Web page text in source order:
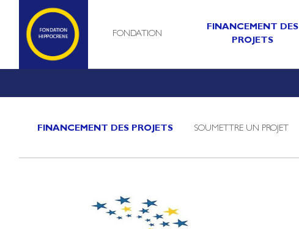
FONDATION
FINANCEMENT DES
PROJETS
FINANCEMENT DES PROJETS SOUMETTRE UN PROJET